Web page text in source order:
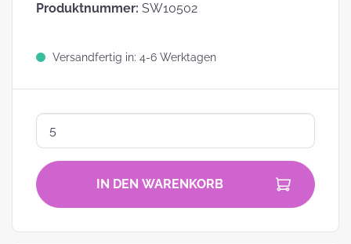
Produktnummer: SW10502
Versandfertig in: 4-6 Werktagen
IN DEN WARENKORB